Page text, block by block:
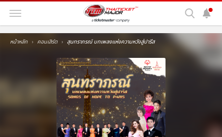
หน้าหลัก คอนเสิร์ต สุนทราภรณ์ บทเพลงแห่งความหวังสู่ปารีส